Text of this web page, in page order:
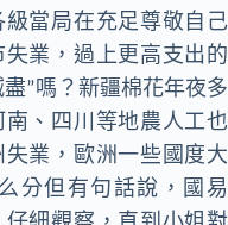
當局在充足尊敬自己
業，過上更高支出的
”嗎？新疆棉花年夜多
、四川等地農人工也
業，歐洲一些國度大
分但有句話說，國易